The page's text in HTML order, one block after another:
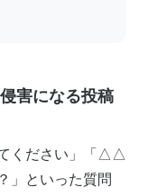
害になる投稿
ください」「△△
」といった質問